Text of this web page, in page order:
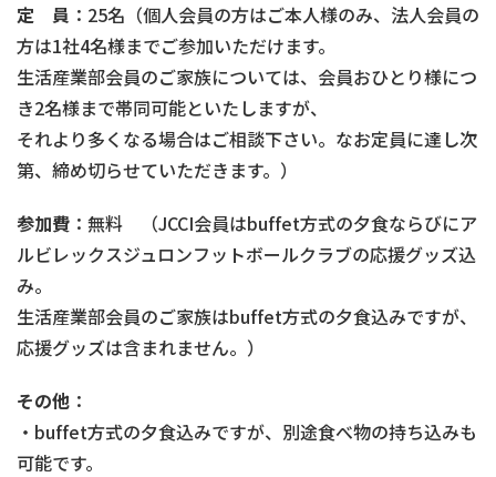
定 員 ：25名（個人会員の方はご本人様のみ、法人会員の
方は1社4名様までご参加いただけます。
生活産業部会員のご家族については、会員おひとり様につ
き2名様まで帯同可能といたしますが、
それより多くなる場合はご相談下さい。なお定員に達し次
第、締め切らせていただきます。）
参加費 ：無料 （JCCI会員はbuffet方式の夕食ならびにア
ルビレックスジュロンフットボールクラブの応援グッズ込
み。
生活産業部会員のご家族はbuffet方式の夕食込みですが、
応援グッズは含まれません。）
その他 ：
・buffet方式の夕食込みですが、別途食べ物の持ち込みも
可能です。